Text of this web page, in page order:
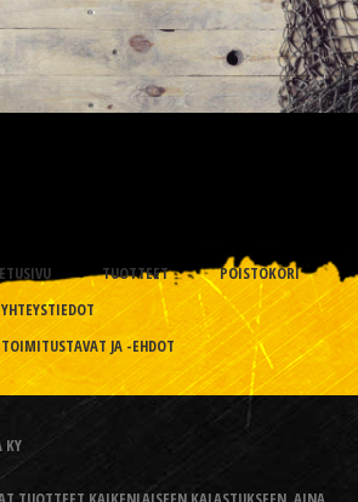
ETUSIVU TUOTTEET
POISTOKORI
YHTEYSTIEDOT
TOIMITUSTAVAT JA -EHDOT
KY